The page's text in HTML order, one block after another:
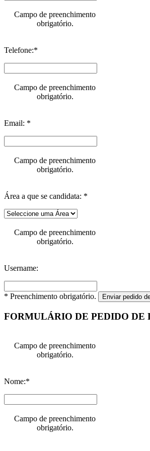
Campo de preenchimento
obrigatório.
Telefone:*
Campo de preenchimento
obrigatório.
Email: *
Campo de preenchimento
obrigatório.
Área a que se candidata: *
Campo de preenchimento
obrigatório.
Username:
* Preenchimento obrigatório. Enviar pedido
FORMULÁRIO DE PEDIDO DE
Campo de preenchimento
obrigatório.
Nome:*
Campo de preenchimento
obrigatório.